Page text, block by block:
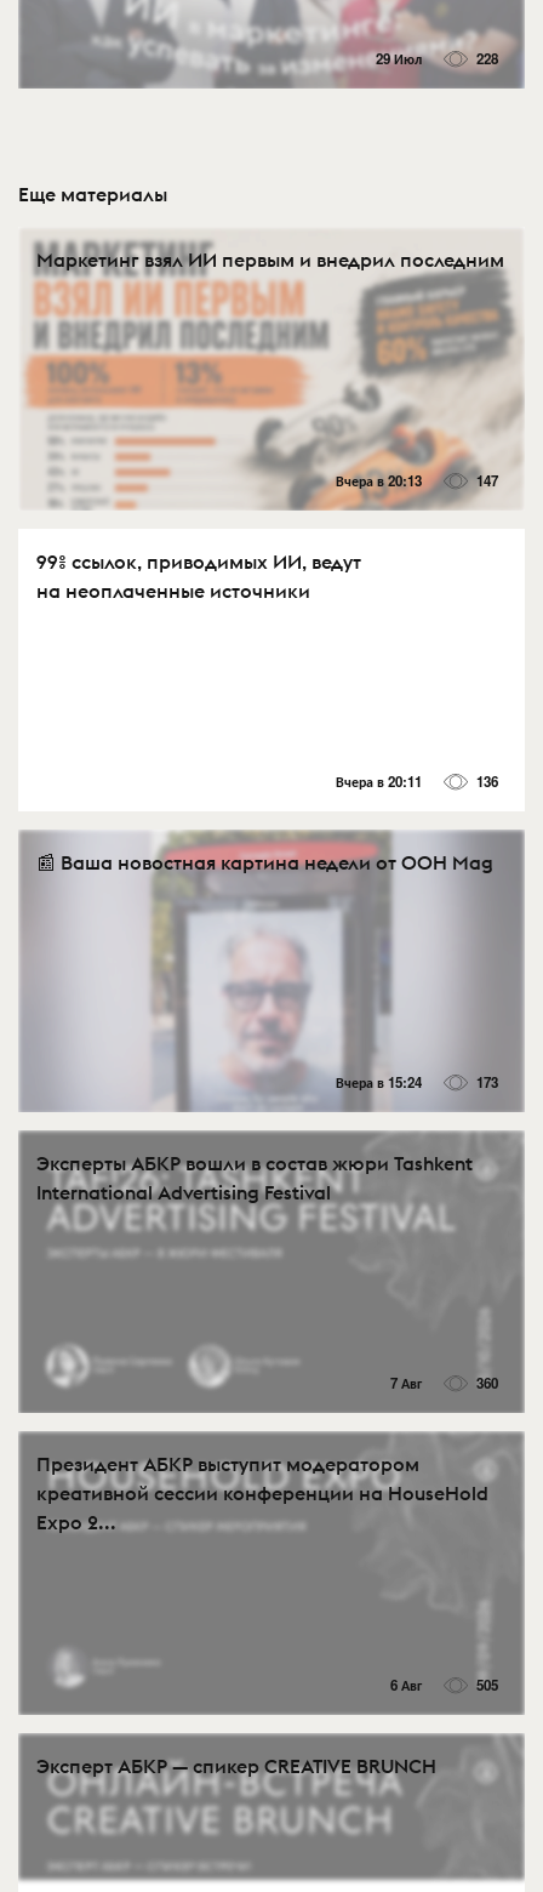
29 Июл 228
Еще материалы
Маркетинг взял ИИ первым и внедрил последним
Вчера в 20:13 147
99% ссылок, приводимых ИИ, ведут
на неоплаченные источники
Вчера в 20:11 136
📰 Ваша новостная картина недели от OOH Mag
Вчера в 15:24 173
Эксперты АБКР вошли в состав жюри Tashkent
International Advertising Festival
7 Авг 360
Президент АБКР выступит модератором
креативной сессии конференции на HouseHold
Expo 2...
6 Авг 505
Эксперт АБКР — спикер CREATIVE BRUNCH